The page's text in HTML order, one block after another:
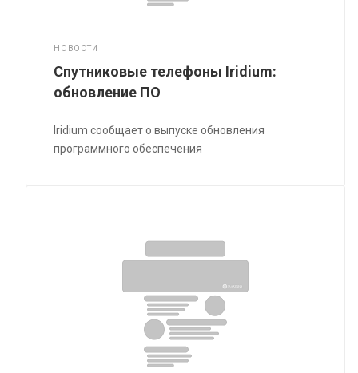
НОВОСТИ
Спутниковые телефоны Iridium:
обновление ПО
Iridium сообщает о выпуске обновления
программного обеспечения